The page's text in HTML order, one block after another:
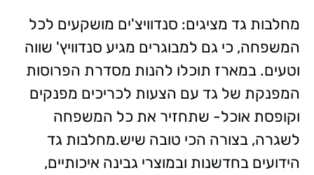
מחלבות גד מציגים: סנדוויצ'ים מושקעים לכל
המשפחה, כי גם למבוגרים מגיע סנדוויץ' שווה
וטעים. במארז תוכלו להנות מסדרת הפרוסות
המפנקת של גד עם הצעות לכריכים מפנקים
וקופסת אוכל- שתחזיר את כל המשפחה
לשגרה, בצורה הכי טובה שיש.מחלבות גד
הידועים בחדשנות ובמוצרי גבינה איכותיים,